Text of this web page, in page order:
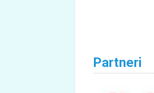
Partneri